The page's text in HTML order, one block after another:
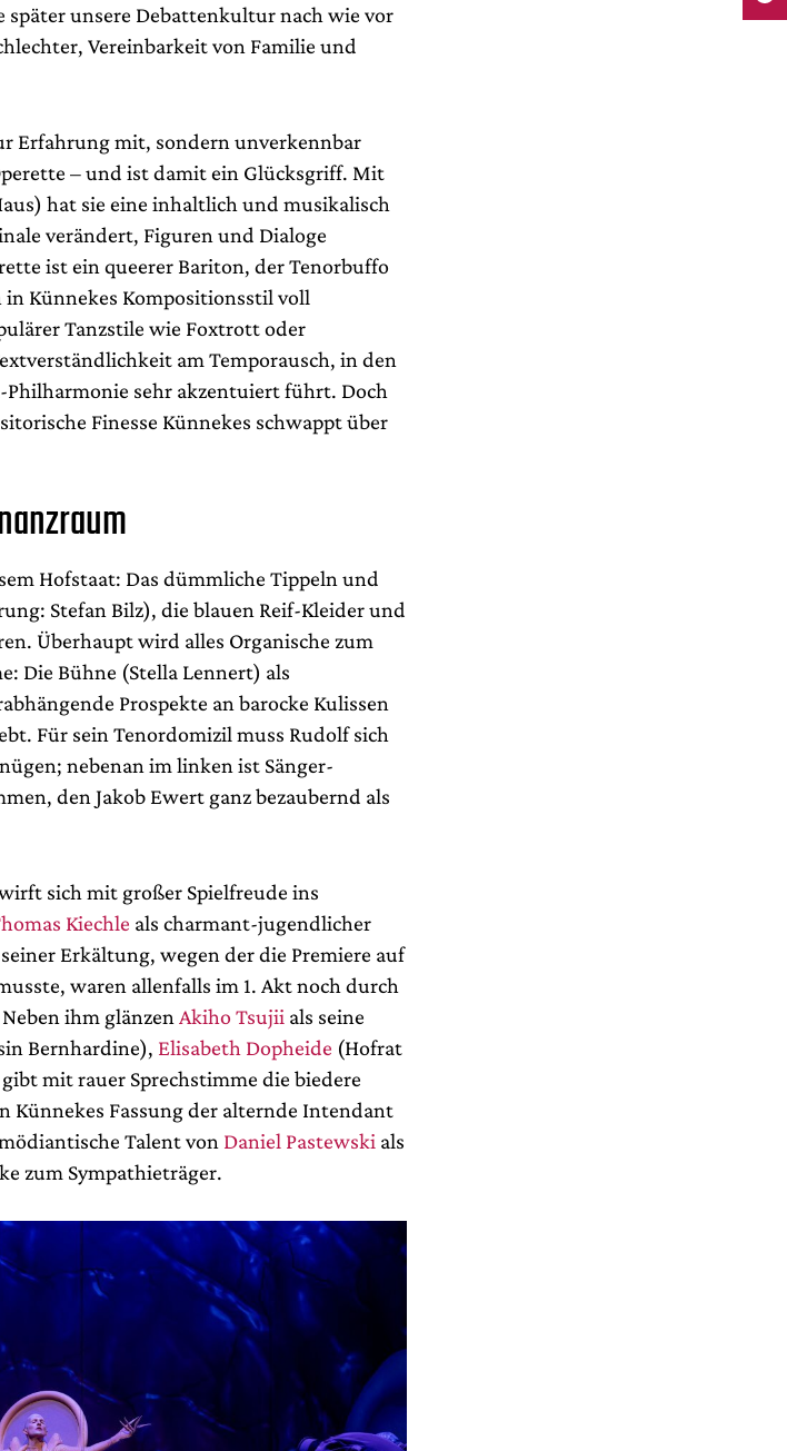
später unsere Debattenkultur nach wie vor
Vereinbarkeit von Familie und
Erfahrung mit, sondern unverkennbar
– und ist damit ein Glücksgriff. Mit
hat sie eine inhaltlich und musikalisch
verändert, Figuren und Dialoge
ist ein queerer Bariton, der Tenorbuffo
Künnekes Kompositionsstil voll
Tanzstile wie Foxtrott oder
am Temporausch, in den
Philharmonie sehr akzentuiert führt. Doch
Finesse Künnekes schwappt über
Hofstaat: Das dümmliche Tippeln und
Stefan Bilz), die blauen Reif-Kleider und
Überhaupt wird alles Organische zum
Die Bühne (Stella Lennert) als
Prospekte an barocke Kulissen
Für sein Tenordomizil muss Rudolf sich
nebenan im linken ist Sänger-
den Jakob Ewert ganz bezaubernd als
sich mit großer Spielfreude ins
Kiechle als charmant-jugendlicher
Erkältung, wegen der die Premiere auf
waren allenfalls im 1. Akt noch durch
ihm glänzen Akiho Tsujii als seine
Bernhardine), Elisabeth Dopheide (Hofrat
gibt mit rauer Sprechstimme die biedere
Künnekes Fassung der alternde Intendant
Talent von Daniel Pastewski als
zum Sympathieträger.